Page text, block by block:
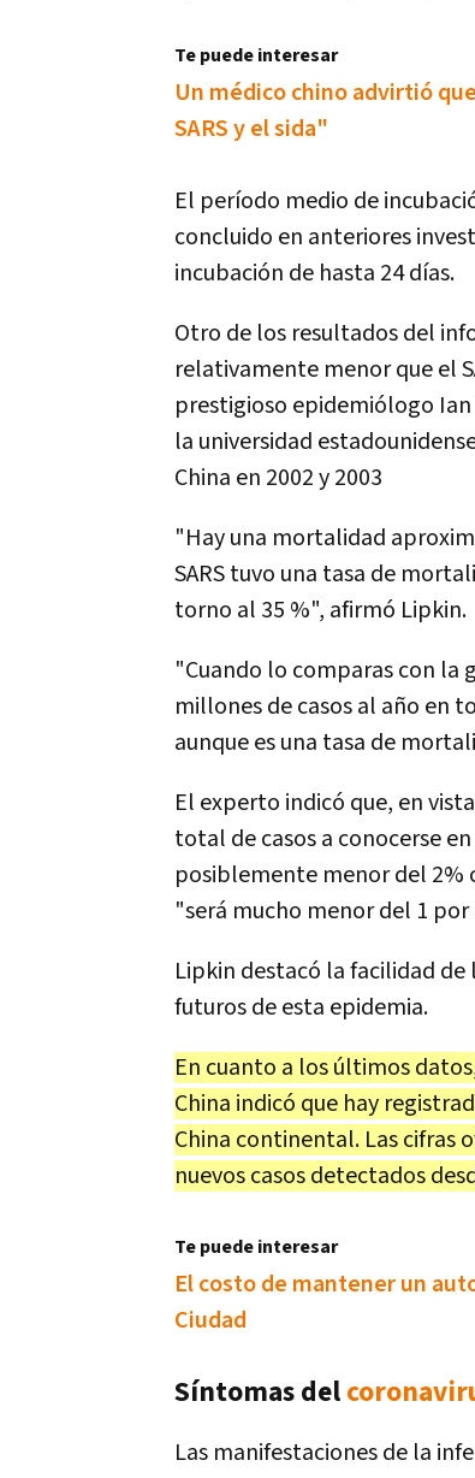
Te puede interesar
Un médico chino advirtió
SARS y el sida"
El período medio de
concluido en anteriores
incubación de hasta 24 días.
Otro de los resultados del
relativamente menor que el
prestigioso epidemiólogo
la universidad
China en 2002 y 2003
"Hay una mortalidad
SARS tuvo una tasa de
torno al 35 %", afirmó Lipkin.
"Cuando lo comparas con la
millones de casos al año en
aunque es una tasa de
El experto indicó que, en
total de casos a conocerse
posiblemente menor del 2%
"será mucho menor del 1
Lipkin destacó la facilidad
futuros de esta epidemia.
En cuanto a los últimos
China indicó que hay
China continental. Las cifras
nuevos casos detectados
Te puede interesar
El costo de mantener un
Ciudad
Síntomas del
Las manifestaciones de la